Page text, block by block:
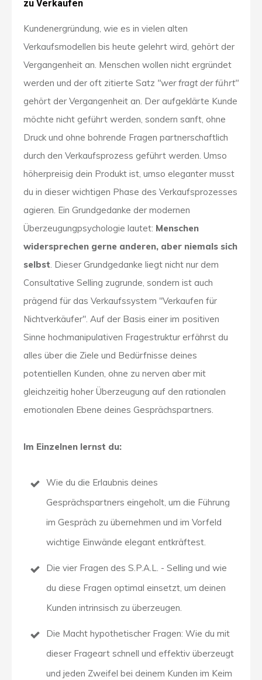
zu Verkaufen
Kundenergründung, wie es in vielen alten
Verkaufsmodellen bis heute gelehrt wird, gehört der
Vergangenheit an. Menschen wollen nicht ergründet
werden und der oft zitierte Satz "wer fragt der führt"
gehört der Vergangenheit an. Der aufgeklärte Kunde
möchte nicht geführt werden, sondern sanft, ohne
Druck und ohne bohrende Fragen partnerschaftlich
durch den Verkaufsprozess geführt werden. Umso
höherpreisig dein Produkt ist, umso eleganter musst
du in dieser wichtigen Phase des Verkaufsprozesses
agieren. Ein Grundgedanke der modernen
Überzeugungpsychologie lautet: Menschen
widersprechen gerne anderen, aber niemals sich
selbst. Dieser Grundgedanke liegt nicht nur dem
Consultative Selling zugrunde, sondern ist auch
prägend für das Verkaufssystem "Verkaufen für
Nichtverkäufer". Auf der Basis einer im positiven
Sinne hochmanipulativen Fragestruktur erfährst du
alles über die Ziele und Bedürfnisse deines
potentiellen Kunden, ohne zu nerven aber mit
gleichzeitig hoher Überzeugung auf den rationalen
emotionalen Ebene deines Gesprächspartners.
Im Einzelnen lernst du:
Wie du die Erlaubnis deines
Gesprächspartners eingeholt, um die Führung
im Gespräch zu übernehmen und im Vorfeld
wichtige Einwände elegant entkräftest.
Die vier Fragen des S.P.A.L. - Selling und wie
du diese Fragen optimal einsetzt, um deinen
Kunden intrinsisch zu überzeugen.
Die Macht hypothetischer Fragen: Wie du mit
dieser Frageart schnell und effektiv überzeugt
und jeden Zweifel bei deinem Kunden im Keim